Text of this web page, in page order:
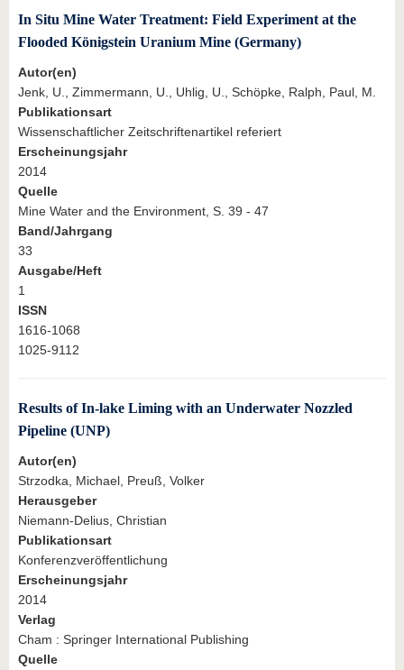
In Situ Mine Water Treatment: Field Experiment at the
Flooded Königstein Uranium Mine (Germany)
Autor(en)
Jenk, U., Zimmermann, U., Uhlig, U., Schöpke, Ralph, Paul, M.
Publikationsart
Wissenschaftlicher Zeitschriftenartikel referiert
Erscheinungsjahr
2014
Quelle
Mine Water and the Environment, S. 39 - 47
Band/Jahrgang
33
Ausgabe/Heft
1
ISSN
1616-1068
1025-9112
Results of In-lake Liming with an Underwater Nozzled
Pipeline (UNP)
Autor(en)
Strzodka, Michael, Preuß, Volker
Herausgeber
Niemann-Delius, Christian
Publikationsart
Konferenzveröffentlichung
Erscheinungsjahr
2014
Verlag
Cham : Springer International Publishing
Quelle